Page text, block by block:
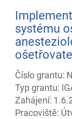
systému
Číslo grantu:
Typ grantu:
Zahájení:
Pracoviště: